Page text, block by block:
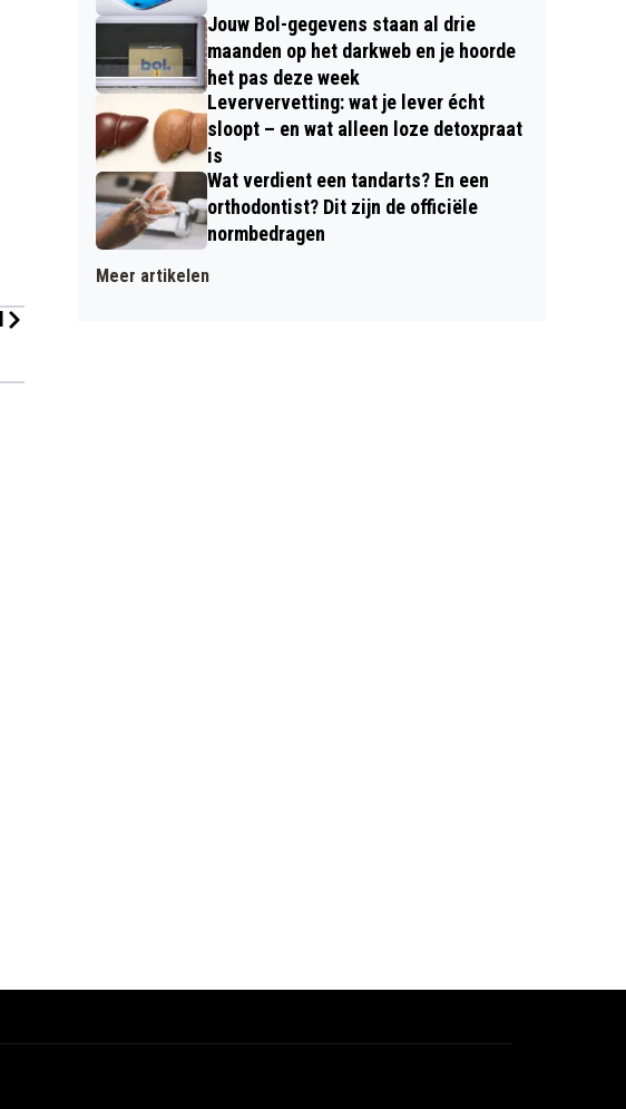
Jouw Bol-gegevens staan al drie
maanden op het darkweb en je hoorde
het pas deze week
Leververvetting: wat je lever écht
sloopt – en wat alleen loze detoxpraat
is
Wat verdient een tandarts? En een
orthodontist? Dit zijn de officiële
normbedragen
Meer artikelen